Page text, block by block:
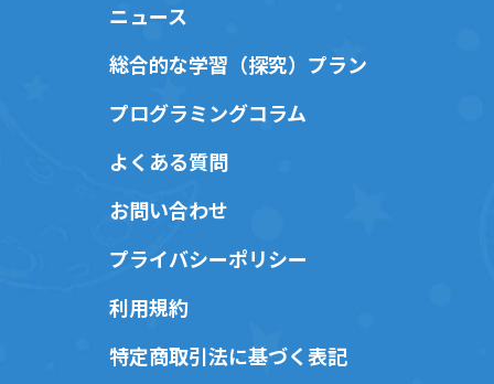
ニュース
総合的な学習（探究）プラン
プログラミングコラム
よくある質問
お問い合わせ
プライバシーポリシー
利用規約
特定商取引法に基づく表記